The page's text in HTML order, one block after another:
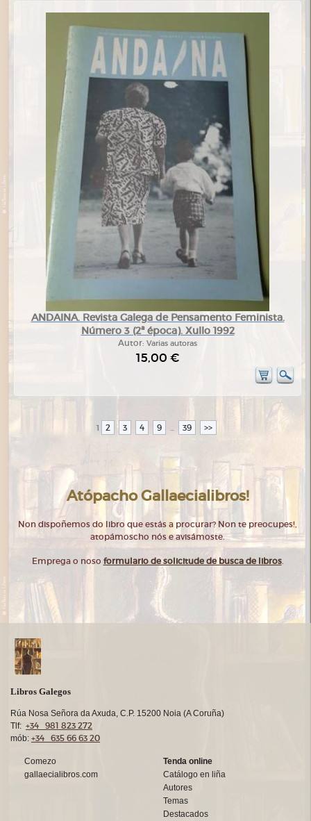
ANDAINA. Revista Galega de Pensamento Feminista.
Número 3 (2ª época). Xullo 1992
Autor: Varias autoras
15,00 €
1 2 3 4 9 ... 39 >>
Atópacho Gallaecialibros!
Non dispoñemos do libro que estás a procurar? Non te preocupes!,
atopámoscho nós e avisámoste.
Emprega o noso formulario de solicitude de busca de libros.
Libros Galegos
Rúa Nosa Señora da Axuda, C.P. 15200 Noia (A Coruña)
Tlf: +34 981 823 272
mób: +34 635 66 63 20
Comezo
gallaecialibros.com
Tenda online
Catálogo en liña
Autores
Temas
Destacados